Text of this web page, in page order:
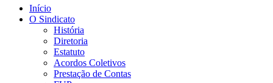
Início
O Sindicato
História
Diretoria
Estatuto
Acordos Coletivos
Prestação de Contas